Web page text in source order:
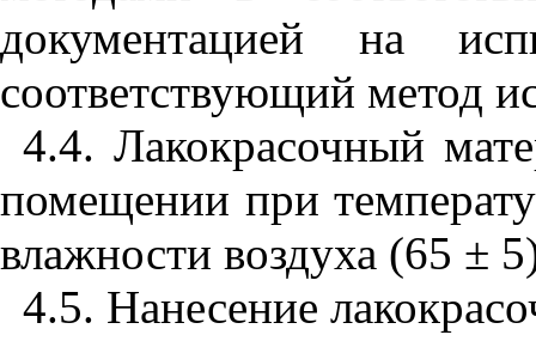
документацией на
соответствующий метод
4.4. Лакокрасочный
помещении при
влажности воздуха (65 ±
4.5. Нанесение